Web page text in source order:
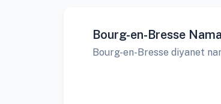
Bourg-en-Bresse
Bourg-en-Bresse diyanet